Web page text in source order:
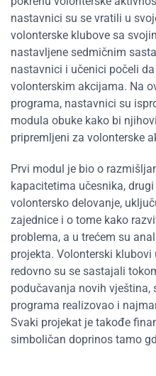
nastavnici su se vratili u
volonterske klubove sa
nastavljene sedmičnim
nastavnici i učenici počeli
volonterskim akcijama. Na
programa, nastavnici su
modula obuke kako bi
pripremljeni za volonterske
Prvi modul je bio o
kapacitetima učesnika,
volontersko delovanje,
zajednice i o tome kako
problema, a u trećem su
projekta. Volonterski
redovno su se sastajali
podučavanja novih vještina,
programa realizovao i
Svaki projekat je takođe
simboličan doprinos tamo